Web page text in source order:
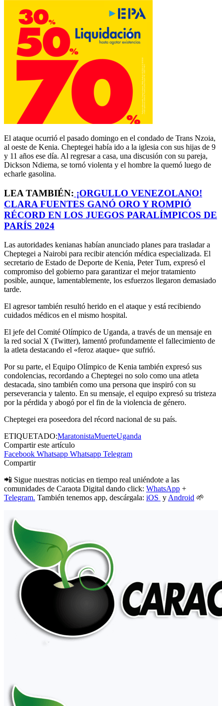
El ataque ocurrió el pasado domingo en el condado de Trans Nzoia,
al oeste de Kenia. Cheptegei había ido a la iglesia con sus hijas de 9
y 11 años ese día. Al regresar a casa, una discusión con su pareja,
Dickson Ndiema, se tornó violenta y el hombre la quemó luego de
echarle gasolina.
LEA TAMBIÉN: ¡ORGULLO VENEZOLANO!
CLARA FUENTES GANÓ ORO Y ROMPIÓ
RÉCORD EN LOS JUEGOS PARALÍMPICOS DE
PARÍS 2024
Las autoridades kenianas habían anunciado planes para trasladar a
Cheptegei a Nairobi para recibir atención médica especializada. El
secretario de Estado de Deporte de Kenia, Peter Tum, expresó el
compromiso del gobierno para garantizar el mejor tratamiento
posible, aunque, lamentablemente, los esfuerzos llegaron demasiado
tarde.
El agresor también resultó herido en el ataque y está recibiendo
cuidados médicos en el mismo hospital.
El jefe del Comité Olímpico de Uganda, a través de un mensaje en
la red social X (Twitter), lamentó profundamente el fallecimiento de
la atleta destacando el «feroz ataque» que sufrió.
Por su parte, el Equipo Olímpico de Kenia también expresó sus
condolencias, recordando a Cheptegei no solo como una atleta
destacada, sino también como una persona que inspiró con su
perseverancia y talento. En su mensaje, el equipo expresó su tristeza
por la pérdida y abogó por el fin de la violencia de género.
Cheptegei era poseedora del récord nacional de su país.
ETIQUETADO:MaratonistaMuerteUganda
Compartir este artículo
Facebook Whatsapp Whatsapp Telegram
Compartir
📲 Sigue nuestras noticias en tiempo real uniéndote a las
comunidades de Caraota Digital dando click: WhatsApp +
Telegram. También tenemos app, descárgala: iOS y Android 🌱